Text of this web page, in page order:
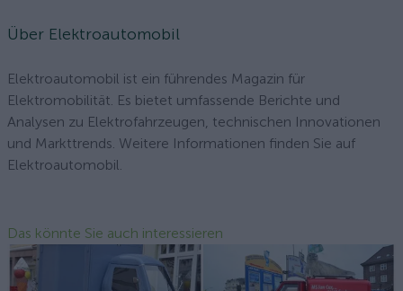
Über Elektroautomobil
Elektroautomobil ist ein führendes Magazin für
Elektromobilität. Es bietet umfassende Berichte und
Analysen zu Elektrofahrzeugen, technischen Innovationen
und Markttrends. Weitere Informationen finden Sie auf
Elektroautomobil.
Das könnte Sie auch interessieren